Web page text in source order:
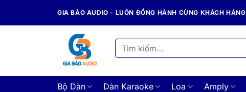
GIA BẢO AUDIO - LUÔN ĐỒNG HÀNH CÙNG KHÁCH HÀNG
Tìm
kiếm:
Bộ Dàn Dàn Karaoke Loa Amply